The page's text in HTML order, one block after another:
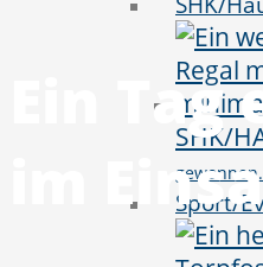
SHK/
Sport/
Ein
im